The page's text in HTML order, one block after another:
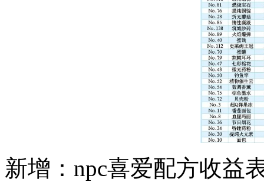
新增：npc喜爱配方收益